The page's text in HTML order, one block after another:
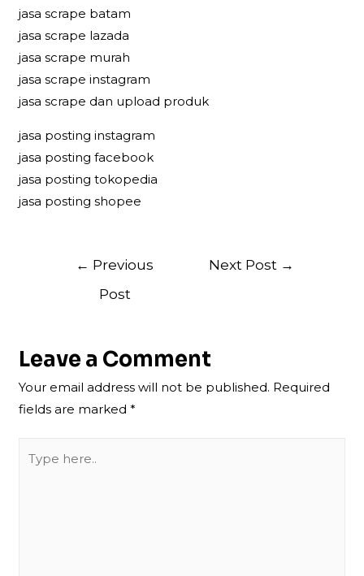
jasa scrape batam
jasa scrape lazada
jasa scrape murah
jasa scrape instagram
jasa scrape dan upload produk
jasa posting instagram
jasa posting facebook
jasa posting tokopedia
jasa posting shopee
Post
navigation
← Previous
Post
Next Post →
Leave a Comment
Your email address will not be published. Required
fields are marked*
here..